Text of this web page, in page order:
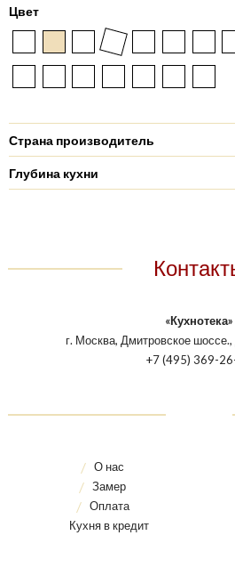
Цвет
Страна производитель
Глубина кухни
«Кухнотека»
г. Москва, Дмитровское
+7 (495) 369-
О нас
Замер
Оплата
Кухня в кредит